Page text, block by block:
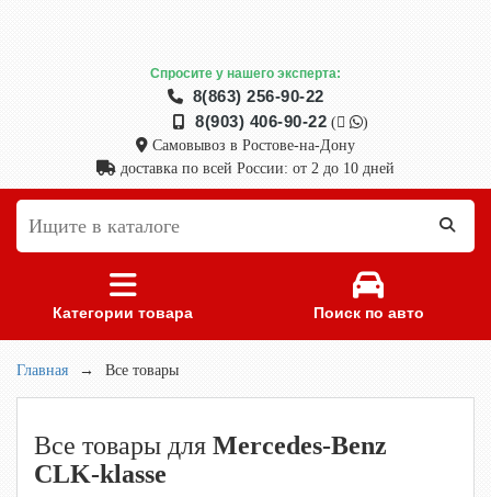
Спросите у нашего эксперта:
8(863) 256-90-22
8(903) 406-90-22 (
)
Самовывоз в Ростове-на-Дону
доставка по всей России: от 2 до 10 дней
Категории товара Поиск по авто
Главная → Все товары
Все товары для Mercedes-Benz
CLK-klasse